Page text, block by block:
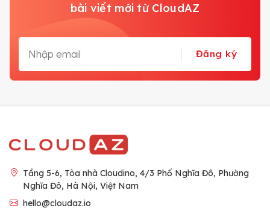
bài viết mới từ CloudAZ
Đăng ký
Tầng 5-6, Tòa nhà Cloudino, 4/3 Phố Nghĩa Đô, Phường
Nghĩa Đô, Hà Nội, Việt Nam
hello@cloudaz.io